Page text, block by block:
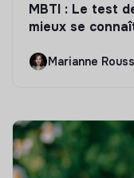
MBTI : Le test
mieux se
Marianne